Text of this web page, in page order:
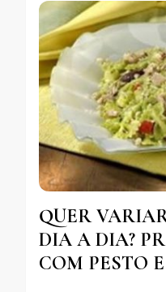
QUER
DIA A DIA?
COM PESTO